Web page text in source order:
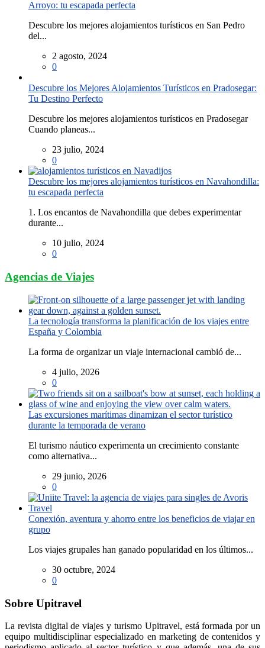
Arroyo: tu escapada perfecta
Descubre los mejores alojamientos turísticos en San Pedro
del...
2 agosto, 2024
0
Descubre los Mejores Alojamientos Turísticos en Pradosegar:
Tu Destino Perfecto
Descubre los mejores alojamientos turísticos en Pradosegar
Cuando planeas...
23 julio, 2024
0
Descubre los mejores alojamientos turísticos en Navahondilla:
tu escapada perfecta
1. Los encantos de Navahondilla que debes experimentar
durante...
10 julio, 2024
0
Agencias de Viajes
La tecnología transforma la planificación de los viajes entre
España y Colombia
La forma de organizar un viaje internacional cambió de...
4 julio, 2026
0
Las excursiones marítimas dinamizan el sector turístico
durante la temporada de verano
El turismo náutico experimenta un crecimiento constante
como alternativa...
29 junio, 2026
0
Conexión, aventura y ahorro entre los beneficios de viajar en
grupo
Los viajes grupales han ganado popularidad en los últimos...
30 octubre, 2024
0
Sobre Upitravel
La revista digital de viajes y turismo Upitravel, está formada por un
equipo multidisciplinar especializado en marketing de contenidos y